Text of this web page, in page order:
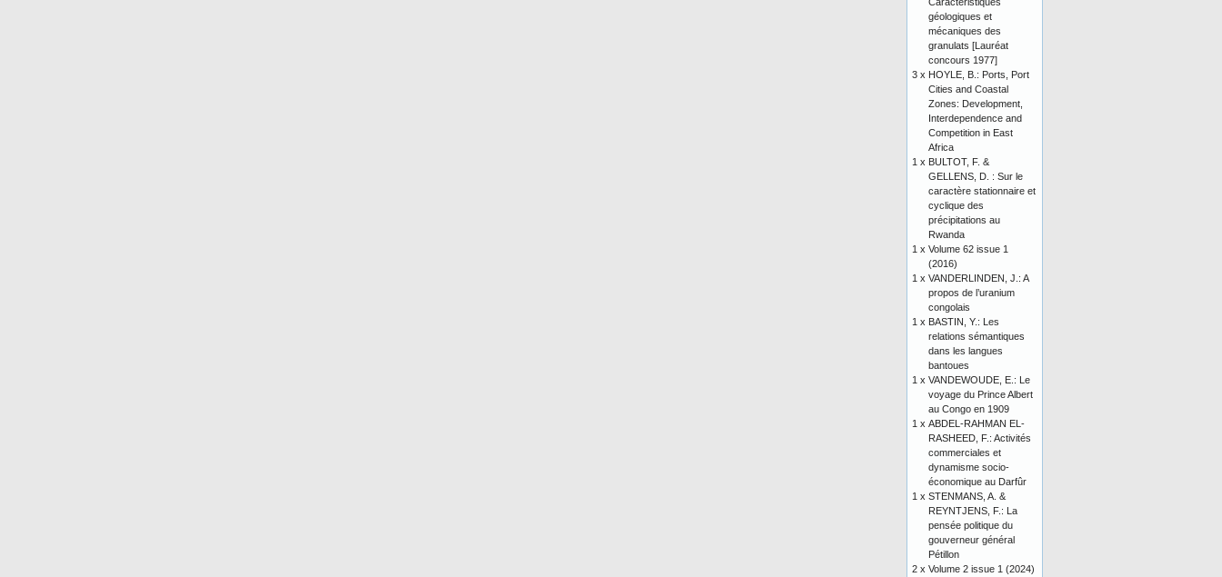
géologiques et
mécaniques des
granulats [Lauréat
concours 1977]
3 x HOYLE, B.: Ports, Port
Cities and Coastal
Zones: Development,
Interdependence and
Competition in East
Africa
1 x BULTOT, F. &
GELLENS, D. : Sur le
caractère stationnaire et
cyclique des
précipitations au
Rwanda
1 x Volume 62 issue 1
(2016)
1 x VANDERLINDEN, J.: A
propos de l’uranium
congolais
1 x BASTIN, Y.: Les
relations sémantiques
dans les langues
bantoues
1 x VANDEWOUDE, E.: Le
voyage du Prince Albert
au Congo en 1909
1 x ABDEL-RAHMAN EL-
RASHEED, F.: Activités
commerciales et
dynamisme socio-
économique au Darfûr
1 x STENMANS, A. &
REYNTJENS, F.: La
pensée politique du
gouverneur général
Pétillon
2 x Volume 2 issue 1 (2024)